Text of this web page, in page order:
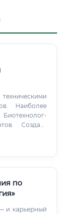
Наиболее
Создаёт
по
и карьерный